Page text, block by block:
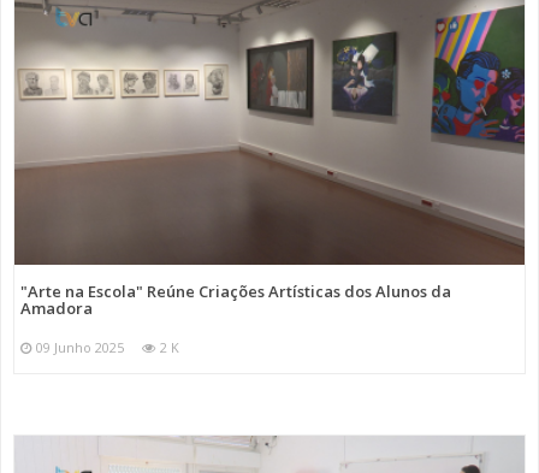
"Arte na Escola" Reúne Criações Artísticas dos Alunos da
Amadora
09 Junho 2025 2 K